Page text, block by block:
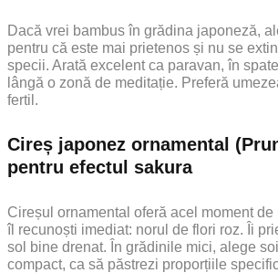
Dacă vrei bambus în grădina japoneză,
pentru că este mai prietenos și nu se
specii. Arată excelent ca paravan, în
lângă o zonă de meditație. Preferă
fertil.
Cireș japonez ornamental
pentru efectul sakura
Cireșul ornamental oferă acel moment de
îl recunoști imediat: norul de flori roz. Îi
sol bine drenat. În grădinile mici, alege
compact, ca să păstrezi proporțiile